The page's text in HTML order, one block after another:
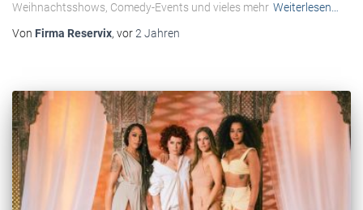
Weihnachtsshows, Comedy-Events und vieles mehr Weiterlesen…
Von Firma Reservix, vor2 Jahren